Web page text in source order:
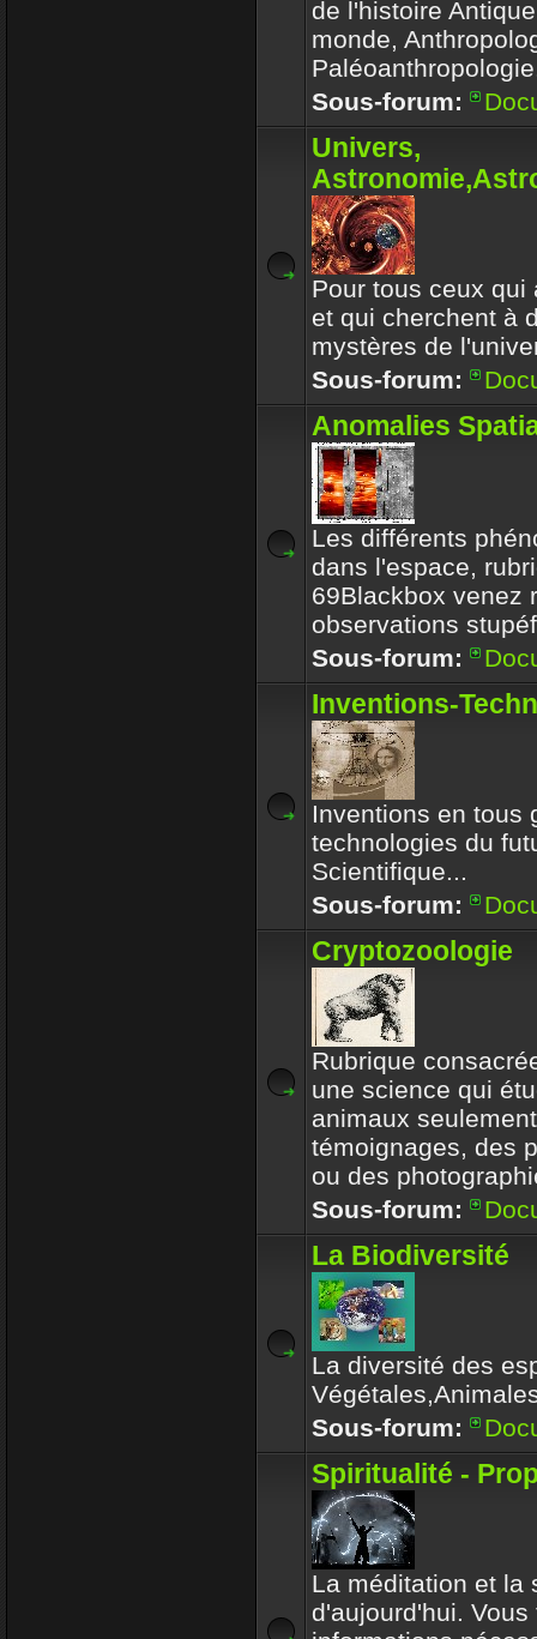
de l'histoire
monde,
Sous-forum:
Univers,
Pour tous ceux qui
et qui cherchent à
mystères de
Sous-forum:
Anomalies
Les différents
dans l'espace,
69Blackbox venez
observations
Sous-forum:
Inventions-
Inventions en tous
technologies du
Scientifique...
Sous-forum:
Cryptozoologie
Rubrique
une science qui
animaux
témoignages, des
ou des
Sous-forum:
La Biodiversité
La diversité des
Sous-forum:
Spiritualité -
La méditation et la
d'aujourd'hui.